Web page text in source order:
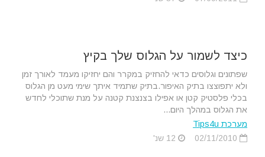
כיצד לשמור על הגלוס שלך בקיץ
שפתונים וגלוסים כדאי להחזיק במקרר והם יחזיקו מעמד לאורך זמן
ולא יתפוצצו בתיק האיפור.בתיק שתמיד איתך שימי מעט מן הגלוס
בכלי פלסטיק קטן או אפילו בצנצנת קטנה על מנת שתוכלי לחדש
את הגלוס במהלך היום...
מערכת Tips4u